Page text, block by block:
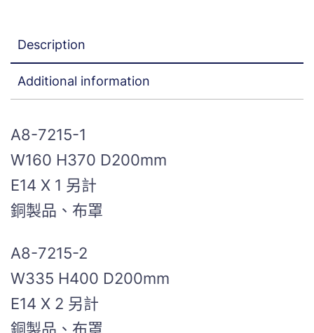
Description
Additional information
A8-7215-1
W160 H370 D200mm
E14 X 1 另計
銅製品、布罩
A8-7215-2
W335 H400 D200mm
E14 X 2 另計
銅製品、布罩